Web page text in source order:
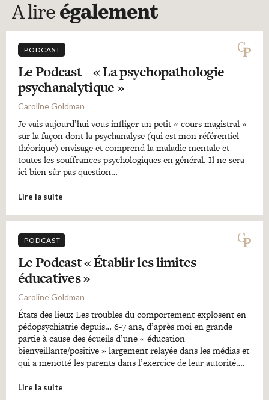
A lire également
PODCAST
Le Podcast – « La psychopathologie
psychanalytique »
Caroline Goldman
Je vais aujourd’hui vous infliger un petit « cours magistral »
sur la façon dont la psychanalyse (qui est mon référentiel
théorique) envisage et comprend la maladie mentale et
toutes les souffrances psychologiques en général. Il ne sera
ici bien sûr pas question…
Lire la suite
PODCAST
Le Podcast « Établir les limites
éducatives »
Caroline Goldman
États des lieux Les troubles du comportement explosent en
pédopsychiatrie depuis… 6-7 ans, d’après moi en grande
partie à cause des écueils d’une « éducation
bienveillante/positive » largement relayée dans les médias et
qui a menotté les parents dans l’exercice de leur autorité….
Lire la suite